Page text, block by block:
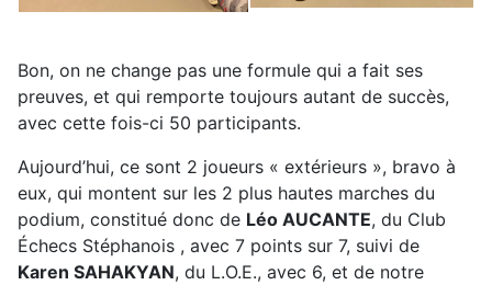
Bon, on ne change pas une formule qui a fait ses
preuves, et qui remporte toujours autant de succès,
avec cette fois-ci 50 participants.
Aujourd’hui, ce sont 2 joueurs « extérieurs », bravo à
eux, qui montent sur les 2 plus hautes marches du
podium, constitué donc de Léo AUCANTE, du Club
Échecs Stéphanois , avec 7 points sur 7, suivi de
Karen SAHAKYAN, du L.O.E., avec 6, et de notre